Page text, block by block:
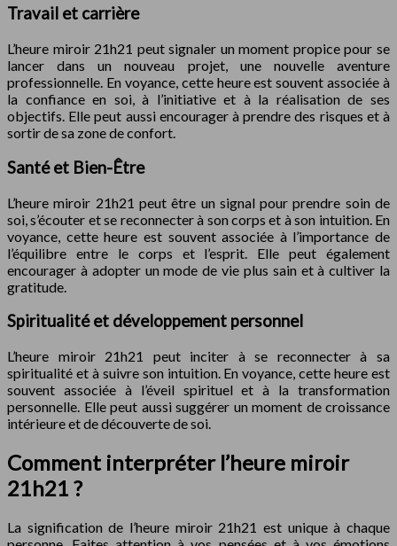
Travail et carrière
L’heure miroir 21h21 peut signaler un moment propice pour se
lancer dans un nouveau projet, une nouvelle aventure
professionnelle. En voyance, cette heure est souvent associée à
la confiance en soi, à l’initiative et à la réalisation de ses
objectifs. Elle peut aussi encourager à prendre des risques et à
sortir de sa zone de confort.
Santé et Bien-Être
L’heure miroir 21h21 peut être un signal pour prendre soin de
soi, s’écouter et se reconnecter à son corps et à son intuition. En
voyance, cette heure est souvent associée à l’importance de
l’équilibre entre le corps et l’esprit. Elle peut également
encourager à adopter un mode de vie plus sain et à cultiver la
gratitude.
Spiritualité et développement personnel
L’heure miroir 21h21 peut inciter à se reconnecter à sa
spiritualité et à suivre son intuition. En voyance, cette heure est
souvent associée à l’éveil spirituel et à la transformation
personnelle. Elle peut aussi suggérer un moment de croissance
intérieure et de découverte de soi.
Comment interpréter l’heure miroir
21h21 ?
La signification de l’heure miroir 21h21 est unique à chaque